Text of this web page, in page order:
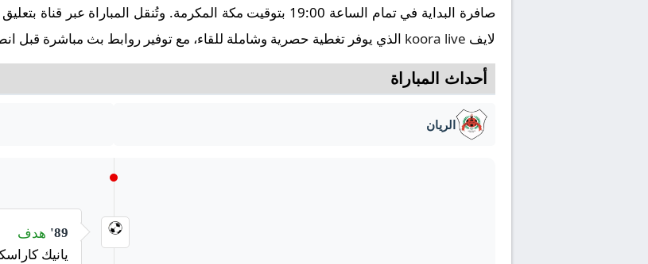
صافرة البداية في تمام الساعة 19:00 بتوقيت مكة المكرمة. وتُنقل
لايف koora live الذي يوفر تغطية حصرية وشاملة للقاء، مع توفير روابط بث مباشرة قبل
أحداث المباراة
الريان
89' هدف
يانيك